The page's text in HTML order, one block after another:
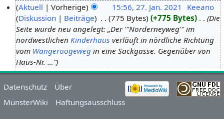
Aktuell
Vorherige 15:56, 27. Jan. 2021
Keeano
Diskussion
Beiträge 775 Bytes +775 Bytes
Die
Seite wurde neu angelegt: „Der '''Norderneyweg''' im
nordwestlichen Kinderhaus verläuft in nördliche Richtung
vom Wangeroogeweg in eine Sackgasse. Gegenüber von
Haus-Nr. …“
Datenschutz
Über
MünsterWiki
Haftungsausschluss